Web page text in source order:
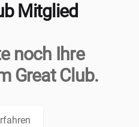
Mitglied
noch Ihre
Great Club.